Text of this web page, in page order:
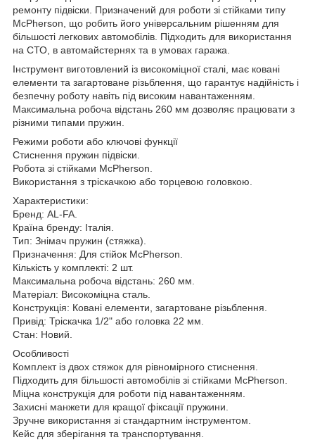
ремонту підвіски. Призначений для роботи зі стійками типу
McPherson, що робить його універсальним рішенням для
більшості легкових автомобілів. Підходить для використання
на СТО, в автомайстернях та в умовах гаража.
Інструмент виготовлений із високоміцної сталі, має ковані
елементи та загартоване різьблення, що гарантує надійність і
безпечну роботу навіть під високим навантаженням.
Максимальна робоча відстань 260 мм дозволяє працювати з
різними типами пружин.
Режими роботи або ключові функції
Стиснення пружин підвіски.
Робота зі стійками McPherson.
Використання з тріскачкою або торцевою головкою.
Характеристики:
Бренд: AL-FA.
Країна бренду: Італія.
Тип: Знімач пружин (стяжка).
Призначення: Для стійок McPherson.
Кількість у комплекті: 2 шт.
Максимальна робоча відстань: 260 мм.
Матеріал: Високоміцна сталь.
Конструкція: Ковані елементи, загартоване різьблення.
Привід: Тріскачка 1/2" або головка 22 мм.
Стан: Новий.
Особливості
Комплект із двох стяжок для рівномірного стиснення.
Підходить для більшості автомобілів зі стійками McPherson.
Міцна конструкція для роботи під навантаженням.
Захисні манжети для кращої фіксації пружини.
Зручне використання зі стандартним інструментом.
Кейс для зберігання та транспортування.